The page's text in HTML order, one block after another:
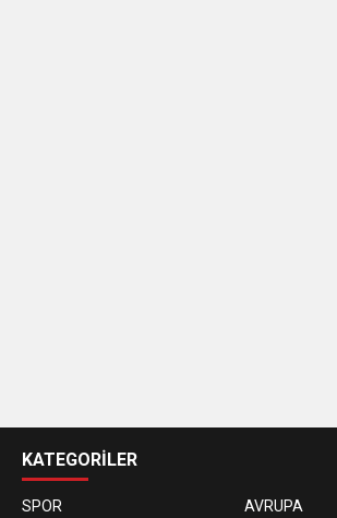
siteleri
KATEGORİLER
SPOR AVRUPA